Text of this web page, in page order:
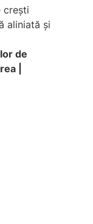
crești
aliniată și
de
|